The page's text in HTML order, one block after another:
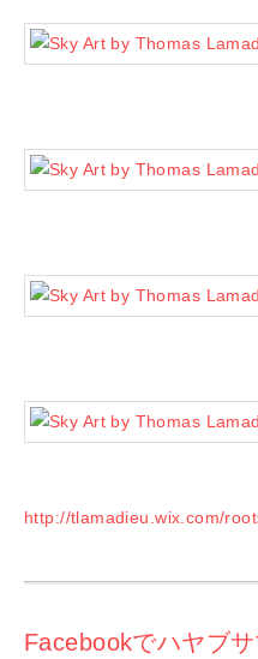
http://tlamadieu.wix.com/
Facebookでハヤブ